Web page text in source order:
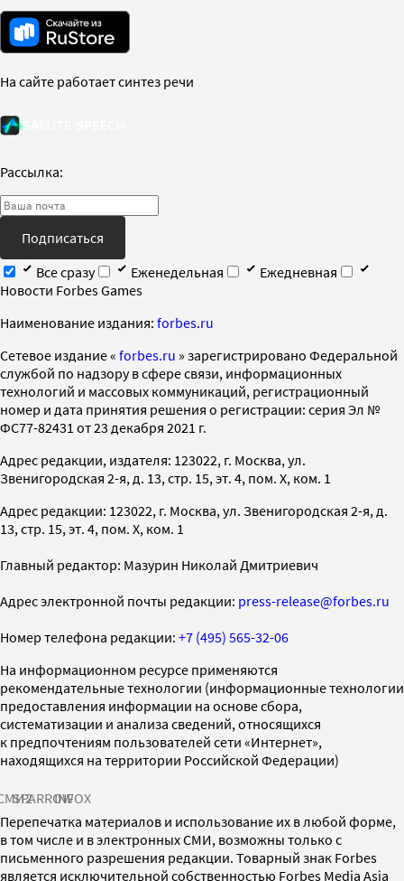
На сайте работает синтез речи
Рассылка:
Подписаться
Все сразу
Еженедельная
Ежедневная
Новости Forbes Games
Наименование издания: forbes.ru
Cетевое издание « forbes.ru » зарегистрировано Федеральной
службой по надзору в сфере связи, информационных
технологий и массовых коммуникаций, регистрационный
номер и дата принятия решения о регистрации: серия Эл №
ФС77-82431 от 23 декабря 2021 г.
Адрес редакции, издателя: 123022, г. Москва, ул.
Звенигородская 2-я, д. 13, стр. 15, эт. 4, пом. X, ком. 1
Адрес редакции: 123022, г. Москва, ул. Звенигородская 2-я, д.
13, стр. 15, эт. 4, пом. X, ком. 1
Главный редактор: Мазурин Николай Дмитриевич
Адрес электронной почты редакции: press-release@forbes.ru
Номер телефона редакции: +7 (495) 565-32-06
На информационном ресурсе применяются
рекомендательные технологии (информационные технологии
предоставления информации на основе сбора,
систематизации и анализа сведений, относящихся
к предпочтениям пользователей сети «Интернет»,
находящихся на территории Российской Федерации)
SPARROWINFOX
Перепечатка материалов и использование их в любой форме,
в том числе и в электронных СМИ, возможны только с
письменного разрешения редакции. Товарный знак Forbes
является исключительной собственностью Forbes Media Asia